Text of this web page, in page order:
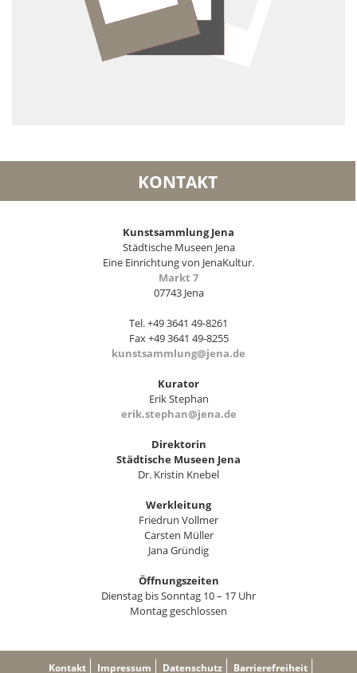
KONTAKT
Kunstsammlung Jena
Städtische Museen Jena
Eine Einrichtung von JenaKultur.
Markt 7
07743 Jena
Tel. +49 3641 49-8261
Fax +49 3641 49-8255
kunstsammlung@jena.de
Kurator
Erik Stephan
erik.stephan@jena.de
Direktorin
Städtische Museen Jena
Dr. Kristin Knebel
Werkleitung
Friedrun Vollmer
Carsten Müller
Jana Gründig
Öffnungszeiten
Dienstag bis Sonntag 10 – 17 Uhr
Montag geschlossen
Kontakt Impressum Datenschutz Barrierefreiheit